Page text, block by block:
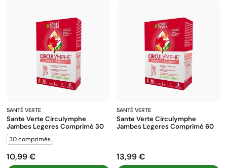
SANTÉ VERTE
Sante Verte Circulymphe
Jambes Legeres Comprimé 30
30 comprimés
Prix
10,99 €
SANTÉ VERTE
Sante Verte Circulymphe
Jambes Legeres Comprimé 60
Prix
13,99 €